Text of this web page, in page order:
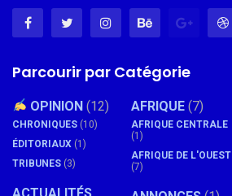
Parcourir par Catégorie
OPINION (12)
CHRONIQUES (10)
ÉDITORIAUX (1)
TRIBUNES (3)
ACTUALITÉS
AFRIQUE (7)
AFRIQUE CENTRALE
(1)
AFRIQUE DE L'OUEST
(7)